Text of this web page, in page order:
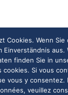
Cookies. Wenn
Einverständnis
finden Sie in
cookies. Si vous
vous y
veuillez